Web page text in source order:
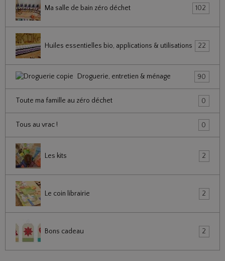
Ma salle de bain zéro déchet 102
Huiles essentielles bio, applications & utilisations 22
Droguerie, entretien & ménage 90
Toute ma famille au zéro déchet 0
Tous au vrac ! 0
Les kits 2
Le coin librairie 2
Bons cadeau 2